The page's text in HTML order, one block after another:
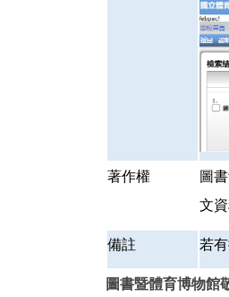
著作權
圖
文
備註 若
圖書暨體育博物館